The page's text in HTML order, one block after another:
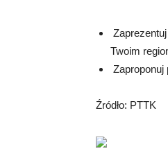
Twoim
Zaproponuj
Źródło: PTTK